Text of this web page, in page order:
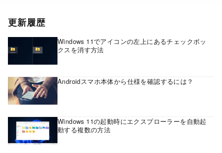
更新履歴
Windows 11でアイコンの左上にあるチェックボッ
クスを消す方法
Androidスマホ本体から仕様を確認するには？
Windows 11の起動時にエクスプローラーを自動起
動する複数の方法